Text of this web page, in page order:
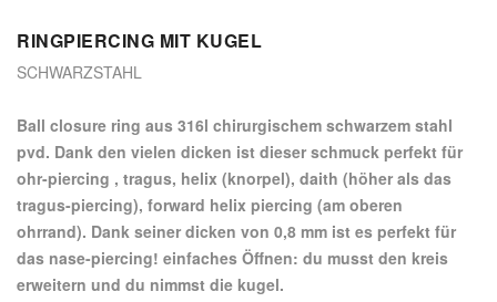
RINGPIERCING MIT KUGEL
SCHWARZSTAHL
ball closure ring aus 316l chirurgischem schwarzem stahl
pvd. Dank den vielen dicken ist dieser schmuck perfekt für
ohr-piercing , tragus, helix (knorpel), daith (höher als das
tragus-piercing), forward helix piercing (am oberen
ohrrand). Dank seiner dicken von 0,8 mm ist es perfekt für
das nase-piercing! einfaches Öffnen: du musst den kreis
erweitern und du nimmst die kugel.